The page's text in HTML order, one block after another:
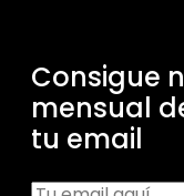
Consigue
mensual
tu email